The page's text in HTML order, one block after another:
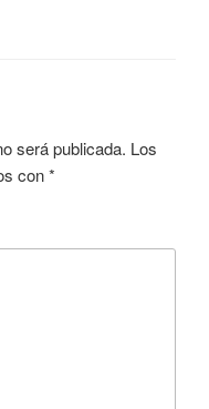
será publicada. Los
con*